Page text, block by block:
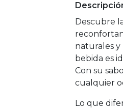
Descubre
naturales y
bebida es
Con su
cualquier
Lo que